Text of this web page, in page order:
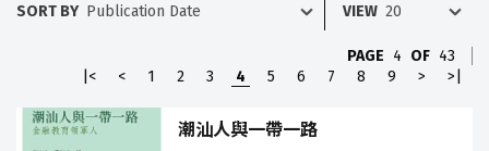
SORT BY VIEW
PAGE 4 OF 43
|<
< 1 2 3 4 5 6 7 8 9 > >|
潮汕人與一帶一路